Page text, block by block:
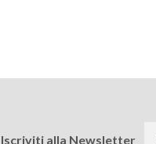
Iscriviti alla Newsletter